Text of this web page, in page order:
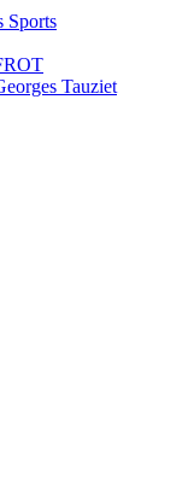
Sports
Tauziet